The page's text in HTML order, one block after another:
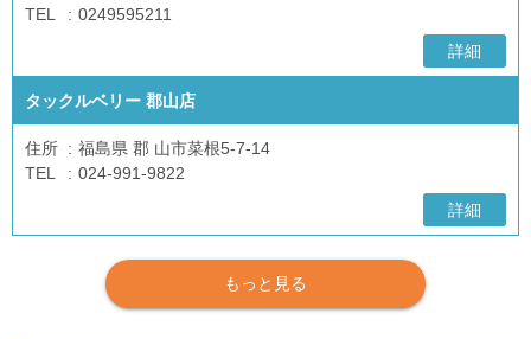
TEL
0249595211
詳細
タックルベリー 郡山店
住所
福島県 郡 山市菜根5-7-14
TEL
024-991-9822
詳細
もっと見る